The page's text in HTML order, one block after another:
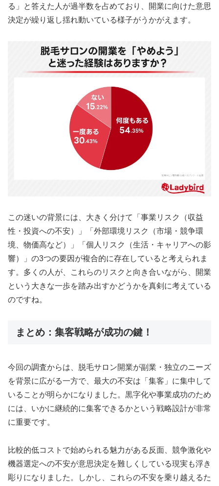
る」と答えた人が過半数を占めており、開業に向けた意思
決定が繰り返し揺れ動いている様子がうかがえます。
この迷いの背景には、大きく分けて「事業リスク（収益
性・投資への不安）」「外部環境リスク（市場・競争環
境、物価高など）」「個人リスク（生活・キャリアへの影
響）」の3つの要因が複合的に存在していると考えられま
す。多くの人が、これらのリスクと向き合いながら、開業
という大きな一歩を踏み出すかどうかを真剣に考えている
のですね。
まとめ：集客戦略が成功の鍵！
今回の調査からは、脱毛サロン開業が副業・独立のニーズ
を背景に広がる一方で、最大の不安は「集客」に集中して
いることが明らかになりました。黒字化や事業成功のため
には、いかに継続的に集客できるかという戦略設計が非常
に重要です。
比較的低コストで始められる魅力がある反面、競争激化や
機器選定への不安が意思決定を難しくしている現実も浮き
彫りになりました。しかし、これらの不安を乗り越えるた